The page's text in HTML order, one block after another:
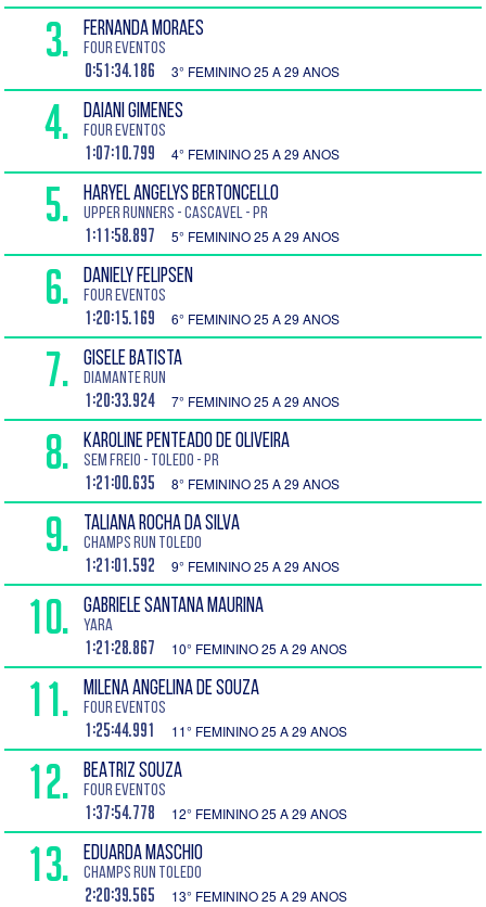
3. FERNANDA MORAES
Four Eventos
0:51:34.186 3° FEMININO 25 A 29 ANOS
4. DAIANI GIMENES
Four Eventos
1:07:10.799 4° FEMININO 25 A 29 ANOS
5. HARYEL ANGELYS BERTONCELLO
UPPER RUNNERS - Cascavel - PR
1:11:58.897 5° FEMININO 25 A 29 ANOS
6. DANIELY FELIPSEN
Four Eventos
1:20:15.169 6° FEMININO 25 A 29 ANOS
7. GISELE BATISTA
DIAMANTE RUN
1:20:33.924 7° FEMININO 25 A 29 ANOS
8. KAROLINE PENTEADO DE OLIVEIRA
Sem freio - Toledo - PR
1:21:00.635 8° FEMININO 25 A 29 ANOS
9. TALIANA ROCHA DA SILVA
CHAMPS RUN TOLEDO
1:21:01.592 9° FEMININO 25 A 29 ANOS
10. GABRIELE SANTANA MAURINA
YARA
1:21:28.867 10° FEMININO 25 A 29 ANOS
11. MILENA ANGELINA DE SOUZA
Four Eventos
1:25:44.991 11° FEMININO 25 A 29 ANOS
12. BEATRIZ SOUZA
Four Eventos
1:37:54.778 12° FEMININO 25 A 29 ANOS
13. EDUARDA MASCHIO
CHAMPS RUN TOLEDO
2:20:39.565 13° FEMININO 25 A 29 ANOS